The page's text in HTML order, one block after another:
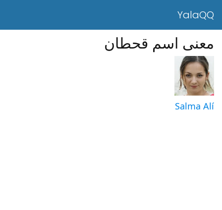
YalaQQ
معنى اسم قحطان
Salma Alí